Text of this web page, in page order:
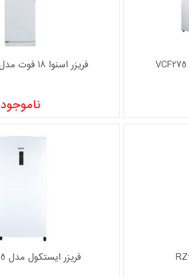
فریزر اسنوا 18 فوت مدل S5-0180SW
ناموجود
فریزر ایستکول مدل TM-959-95